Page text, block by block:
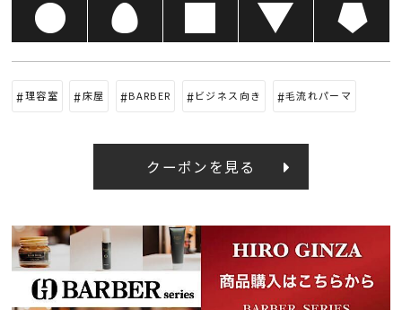
理容室 床屋 BARBER ビジネス向き 毛流れパーマ
クーポンを見る